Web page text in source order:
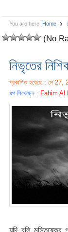
You are here: Home
(No
নিভৃতের
প্রকাশিত হয়েছে : মে 27,
গল্প লিখেছেন : Fahim Al
যদি বলি